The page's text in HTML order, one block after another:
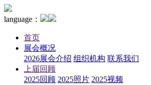
language：
首页
展会概况
2026展会介绍 组织机构 联系我们
上届回顾
2025回顾 2025照片 2025视频